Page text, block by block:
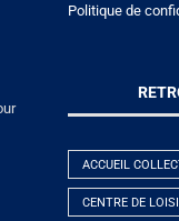
Politique de
ACCUEIL
CENTRE DE